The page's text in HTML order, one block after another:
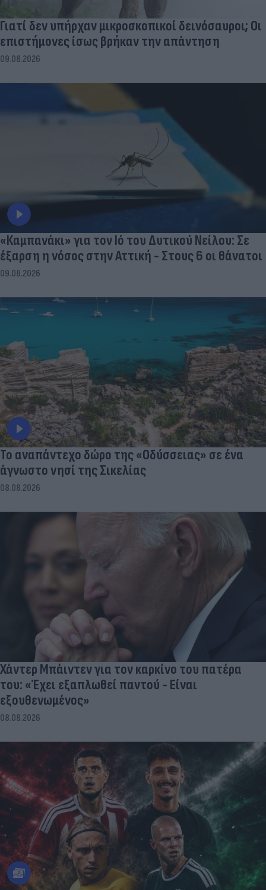
Γιατί δεν υπήρχαν μικροσκοπικοί δεινόσαυροι; Οι
επιστήμονες ίσως βρήκαν την απάντηση
09.08.2026
«Καμπανάκι» για τον Ιό του Δυτικού Νείλου: Σε
έξαρση η νόσος στην Αττική - Στους 6 οι θάνατοι
09.08.2026
To αναπάντεχο δώρο της «Οδύσσειας» σε ένα
άγνωστο νησί της Σικελίας
08.08.2026
Χάντερ Μπάιντεν για τον καρκίνο του πατέρα
του: «Έχει εξαπλωθεί παντού - Είναι
εξουθενωμένος»
08.08.2026